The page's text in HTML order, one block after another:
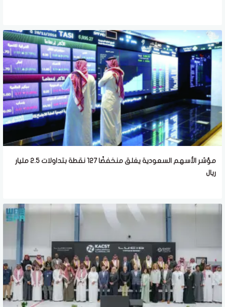
مؤشر الأسهم السعودية يغلق منخفضًا 127 نقطة بتداولات 2.5 مليار
ريال